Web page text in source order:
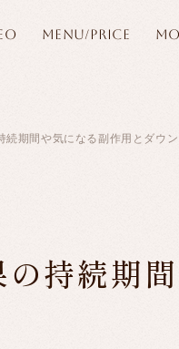
MENU/PRICE
続期間や気になる副作用とダウ
持続期